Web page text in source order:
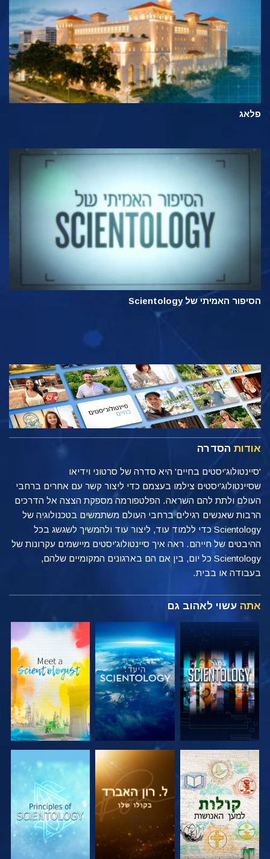
פלאג
הסיפור האמיתי של Scientology
אודות הסדרה
'סיינטולוג'יסטים בחיים' היא סדרה של סרטוני וידיאו
שסיינטולוג'יסטים צילמו בעצמם כדי ליצור קשר עם אחרים ברחבי
העולם ולתת להם השראה. הפלטפורמה מספקת הצצה אל הדרכים
הרבות שאנשים רגילים ברחבי העולם משתמשים בטכנולוגיה של
Scientology כדי ללמוד עוד, ליצור עוד ולהמשיך לשגשג בכל
ההיבטים של חייהם. ראה איך סיינטולוג'יסטים מיישמים עקרונות של
Scientology כל יום, בין אם הם בארגונים המקומיים שלהם,
בעבודה או בבית.
אתה עשוי לאהוב גם
בדוק את הסדרה בדוק את הסדרה בדוק את הסדרה